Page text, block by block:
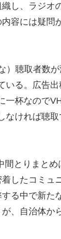
し、ラジオ
容には疑問
）聴取者数
いる。広告
一杯なので
なければ聴
とりまと
したコミュ
る中で新た
、自治体か